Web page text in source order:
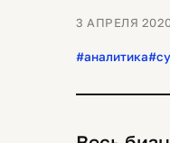
3 АПРЕЛЯ
#аналитика